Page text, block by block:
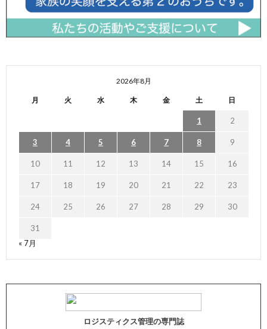
2026年8月
月 火 水 木 金 土 日
1 2
3 4 5 6 7 8 9
10 11 12 13 14 15 16
17 18 19 20 21 22 23
24 25 26 27 28 29 30
31
« 7月
ロジスティクス管理の専門誌